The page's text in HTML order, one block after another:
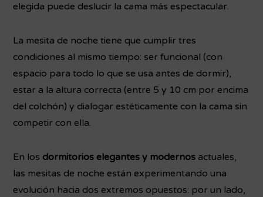
elegida puede deslucir la cama más espectacular.
La mesita de noche tiene que cumplir tres
condiciones al mismo tiempo: ser funcional (con
espacio para todo lo que se usa antes de dormir),
estar a la altura correcta (entre 5 y 10 cm por encima
del colchón) y dialogar estéticamente con la cama sin
competir con ella.
En los dormitorios elegantes y modernos actuales,
las mesitas de noche están experimentando una
evolución hacia dos extremos opuestos: por un lado,